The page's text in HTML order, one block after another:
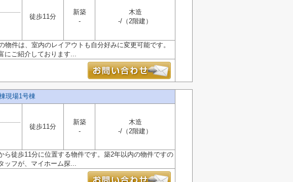
徒歩11分
新築
-
木造
-/（2階建）
件は、室内のレイアウトも自分好みに変更可能です。
にご紹介しております...
現場1号棟
徒歩11分
新築
-
木造
-/（2階建）
徒歩11分に位置する物件です。築2年以内の物件ですの
ッフが、マイホーム探...